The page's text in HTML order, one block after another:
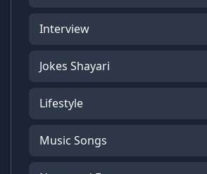
Interview
Jokes Shayari
Lifestyle
Music Songs